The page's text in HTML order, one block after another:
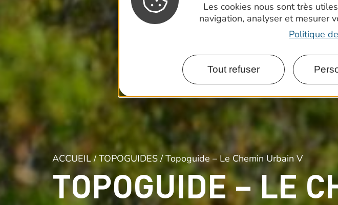
Les cookies nous sont très
navigation, analyser et mesurer
Politique
Tout refuser
ACCUEIL/TOPOGUIDES/ Topoguide – Le Chemin Urbain V
TOPOGUIDE – LE